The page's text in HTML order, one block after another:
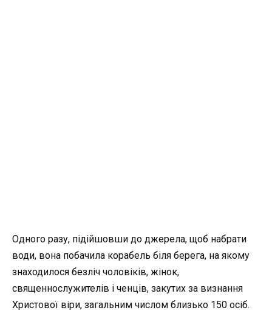
Одного разу, підійшовши до джерела, щоб набрати
води, вона побачила корабель біля берега, на якому
знаходилося безліч чоловіків, жінок,
священнослужителів і ченців, закутих за визнання
Христової віри, загальним числом близько 150 осіб.